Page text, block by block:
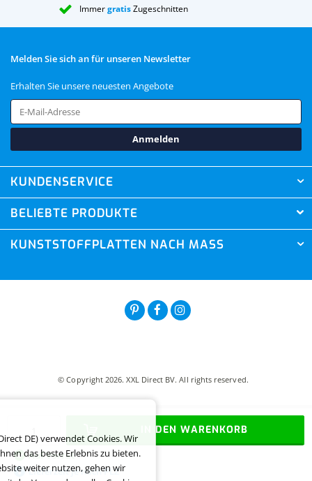
IN DEN WARENKORB
Auf Vorrat
Lieferzeit je nach PLZ
ImmergratisZugeschnitten
Melden Sie sich an für unseren Newsletter
Erhalten Sie unsere neuesten Angebote
Anmelden
KUNDENSERVICE
BELIEBTE PRODUKTE
KUNSTSTOFFPLATTEN NACH MASS
© Copyright 2026. XXL Direct BV. All rights reserved.
DE) verwendet Cookies. Wir
das beste Erlebnis zu bieten.
weiter nutzen, gehen wir